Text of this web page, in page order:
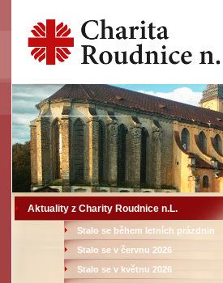
Aktuality z Charity Roudnice n.L.
Stalo se během letních prázdnin
Stalo se v červnu 2026
Stalo se v květnu 2026